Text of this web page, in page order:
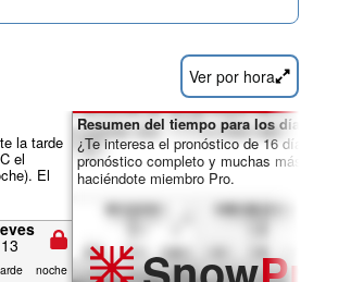
Ver por hora
la tarde
el
El
13
noche
Resumen del tiempo para los días 7-16:
¿Te interesa el pronóstico de 16 días?
pronóstico completo y muchas más
haciéndote miembro Pro.